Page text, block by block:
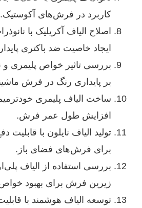
کاربرد در فرش‌های آکوستیک.
اصلاح الیاف آکریلیک با
ایجاد خاصیت ضد باکتری
بررسی تاثیر خواص پلیمری و
بر پایداری رنگ در فرش
ساخت الیاف پلیمری
افزایش طول عمر فرش.
تولید الیاف نایلون با
برای فرش‌های فضای باز.
بررسی استفاده از الیاف
زیرین فرش برای بهبود
توسعه الیاف هوشمند با